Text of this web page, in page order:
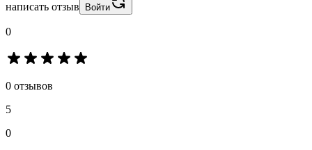
написать отзыв
Войти
0
0 отзывов
5
0